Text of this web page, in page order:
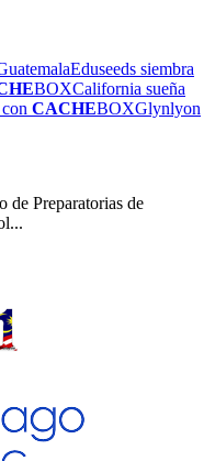
Eduseeds siembra
BOXCalifornia sueña
CACHEBOXGlynlyon
Preparatorias de